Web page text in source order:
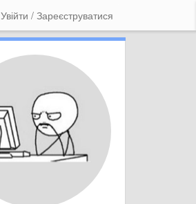
Увійти / Зареєструватися